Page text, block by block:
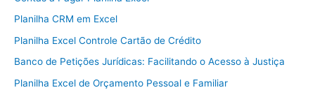
Planilha CRM em Excel
Planilha Excel Controle Cartão de Crédito
Banco de Petições Jurídicas: Facilitando o Acesso à Justiça
Planilha Excel de Orçamento Pessoal e Familiar